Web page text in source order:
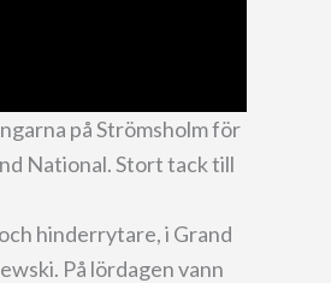
på Strömsholm för
National. Stort tack till
hinderrytare, i Grand
På lördagen vann